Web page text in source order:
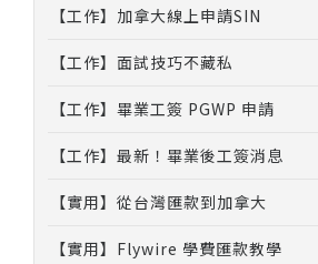
【工作】加拿大線上申請SIN
【工作】面試技巧不藏私
【工作】畢業工簽 PGWP 申請
【工作】最新！畢業後工簽消息
【實用】從台灣匯款到加拿大
【實用】Flywire 學費匯款教學